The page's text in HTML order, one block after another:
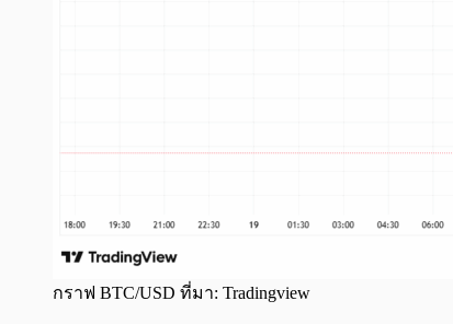
กราฟ BTC/USD ที่มา: Tradingview